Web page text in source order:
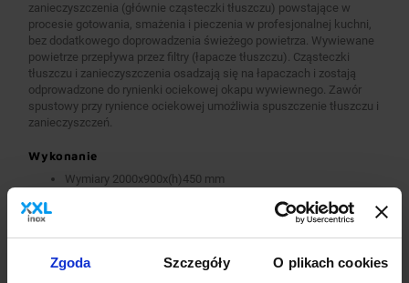
Zgoda Szczegóły O plikach cookies
zanieczyszczenia (głównie cząsteczki tłuszczu) powstające w
procesie gotowania, smażenia i pieczenia w profesjonalnej kuchni,
bez dodatkowego doprowadzenia świeżego powietrza. Wywiewane
powietrze przepływa przez filtry (łapacze tłuszczu). Cząsteczki
tłuszczu i zanieczyszczenia osadzają się na łapaczach i zostają
odprowadzone do rynienki ociekowej okapu wywiewnego. Zawór
spustowy przy rynience ociekowej umożliwia spuszczenie tłuszczu i
zanieczyszczeń.
Wykonanie
Wymiary 2000x900x(h)450 mm
Okapy wywiewne o wymiarach A>2600 mm wykonane są w
wersji łączonej (skręcanej) z dwóch lub więcej przelotowych
Okapy wyposażone są w system otworów i zawiesi